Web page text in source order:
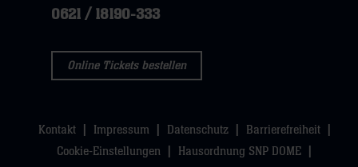
0621 / 18190-333
Online Tickets bestellen
Kontakt Impressum Datenschutz
Barrierefreiheit
Cookie-Einstellungen
Hausordnung SNP DOME